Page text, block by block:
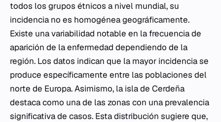
todos los grupos étnicos a nivel mundial, su
incidencia no es homogénea geográficamente.
Existe una variabilidad notable en la frecuencia de
aparición de la enfermedad dependiendo de la
región. Los datos indican que la mayor incidencia se
produce específicamente entre las poblaciones del
norte de Europa. Asimismo, la isla de Cerdeña
destaca como una de las zonas con una prevalencia
significativa de casos. Esta distribución sugiere que,